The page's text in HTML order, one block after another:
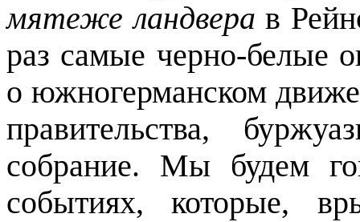
мятеже ландвера в
раз самые черно-белые
о южногерманском
правительства,
собрание. Мы будем
событиях, которые,